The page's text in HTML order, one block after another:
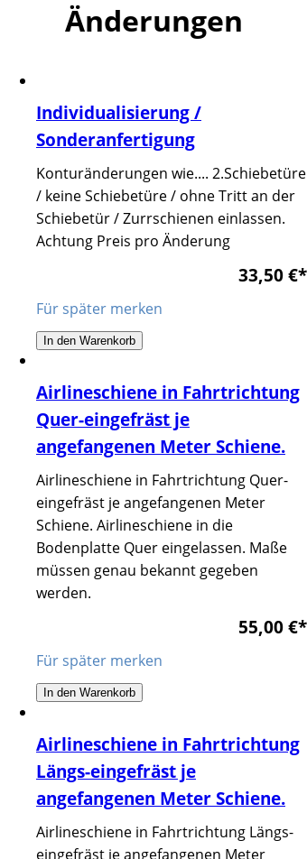
Änderungen
Individualisierung /
Sonderanfertigung
Konturänderungen wie.... 2.Schiebetüre
/ keine Schiebetüre / ohne Tritt an der
Schiebetür / Zurrschienen einlassen.
Achtung Preis pro Änderung
33,50 €*
Für später merken
In den Warenkorb
Airlineschiene in Fahrtrichtung
Quer-eingefräst je
angefangenen Meter Schiene.
Airlineschiene in Fahrtrichtung Quer-
eingefräst je angefangenen Meter
Schiene. Airlineschiene in die
Bodenplatte Quer eingelassen. Maße
müssen genau bekannt gegeben
werden.
55,00 €*
Für später merken
In den Warenkorb
Airlineschiene in Fahrtrichtung
Längs-eingefräst je
angefangenen Meter Schiene.
Airlineschiene in Fahrtrichtung Längs-
eingefräst je angefangenen Meter